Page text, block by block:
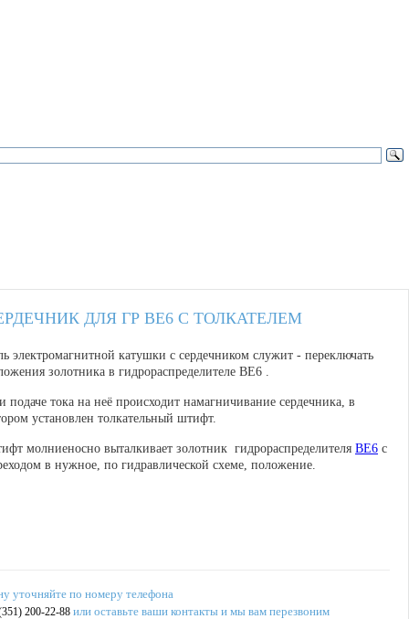
ДЛЯ ГР ВЕ6 С ТОЛКАТЕЛЕМ
электромагнитной катушки с сердечником служит - переключать
золотника в гидрораспределителе ВЕ6 .
подаче тока на неё происходит намагничивание сердечника, в
установлен толкательный штифт.
молниеносно выталкивает золотник гидрораспределителя ВЕ6 с
в нужное, по гидравлической схеме, положение.
уточняйте по номеру телефона
200-22-88 или оставьте ваши контакты и мы вам перезвоним